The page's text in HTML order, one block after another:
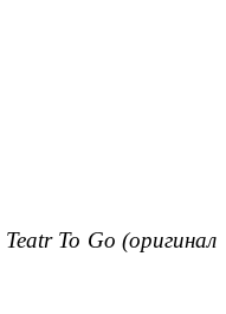
Teatr To Go (оригинал